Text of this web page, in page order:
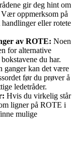
gir deg hint om
oppmerksom på
eller rotete
av ROTE: Noen
for alternative
du har.
ganger kan det være
før du prøver å
ledetråder.
Hvis du virkelig står
ligner på ROTE i
mulige